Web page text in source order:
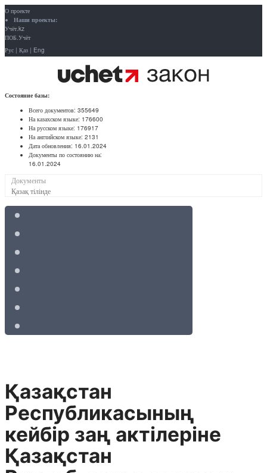
О проекте
Наши проекты:
Учёт.kz
ПОБ.Учёт
Рус | Қаз | Eng
Состояние базы:
Всего документов: 355649
На казахском языке: 176600
На русском языке: 176917
На английском языке: 2131
Дата обновления: 16.01.2024
Документы по состоянию на:
16.01.2024
Документы
Қазақ тілінде
Қазақстан
Республикасының
кейбір заң актілеріне
Қазақстан